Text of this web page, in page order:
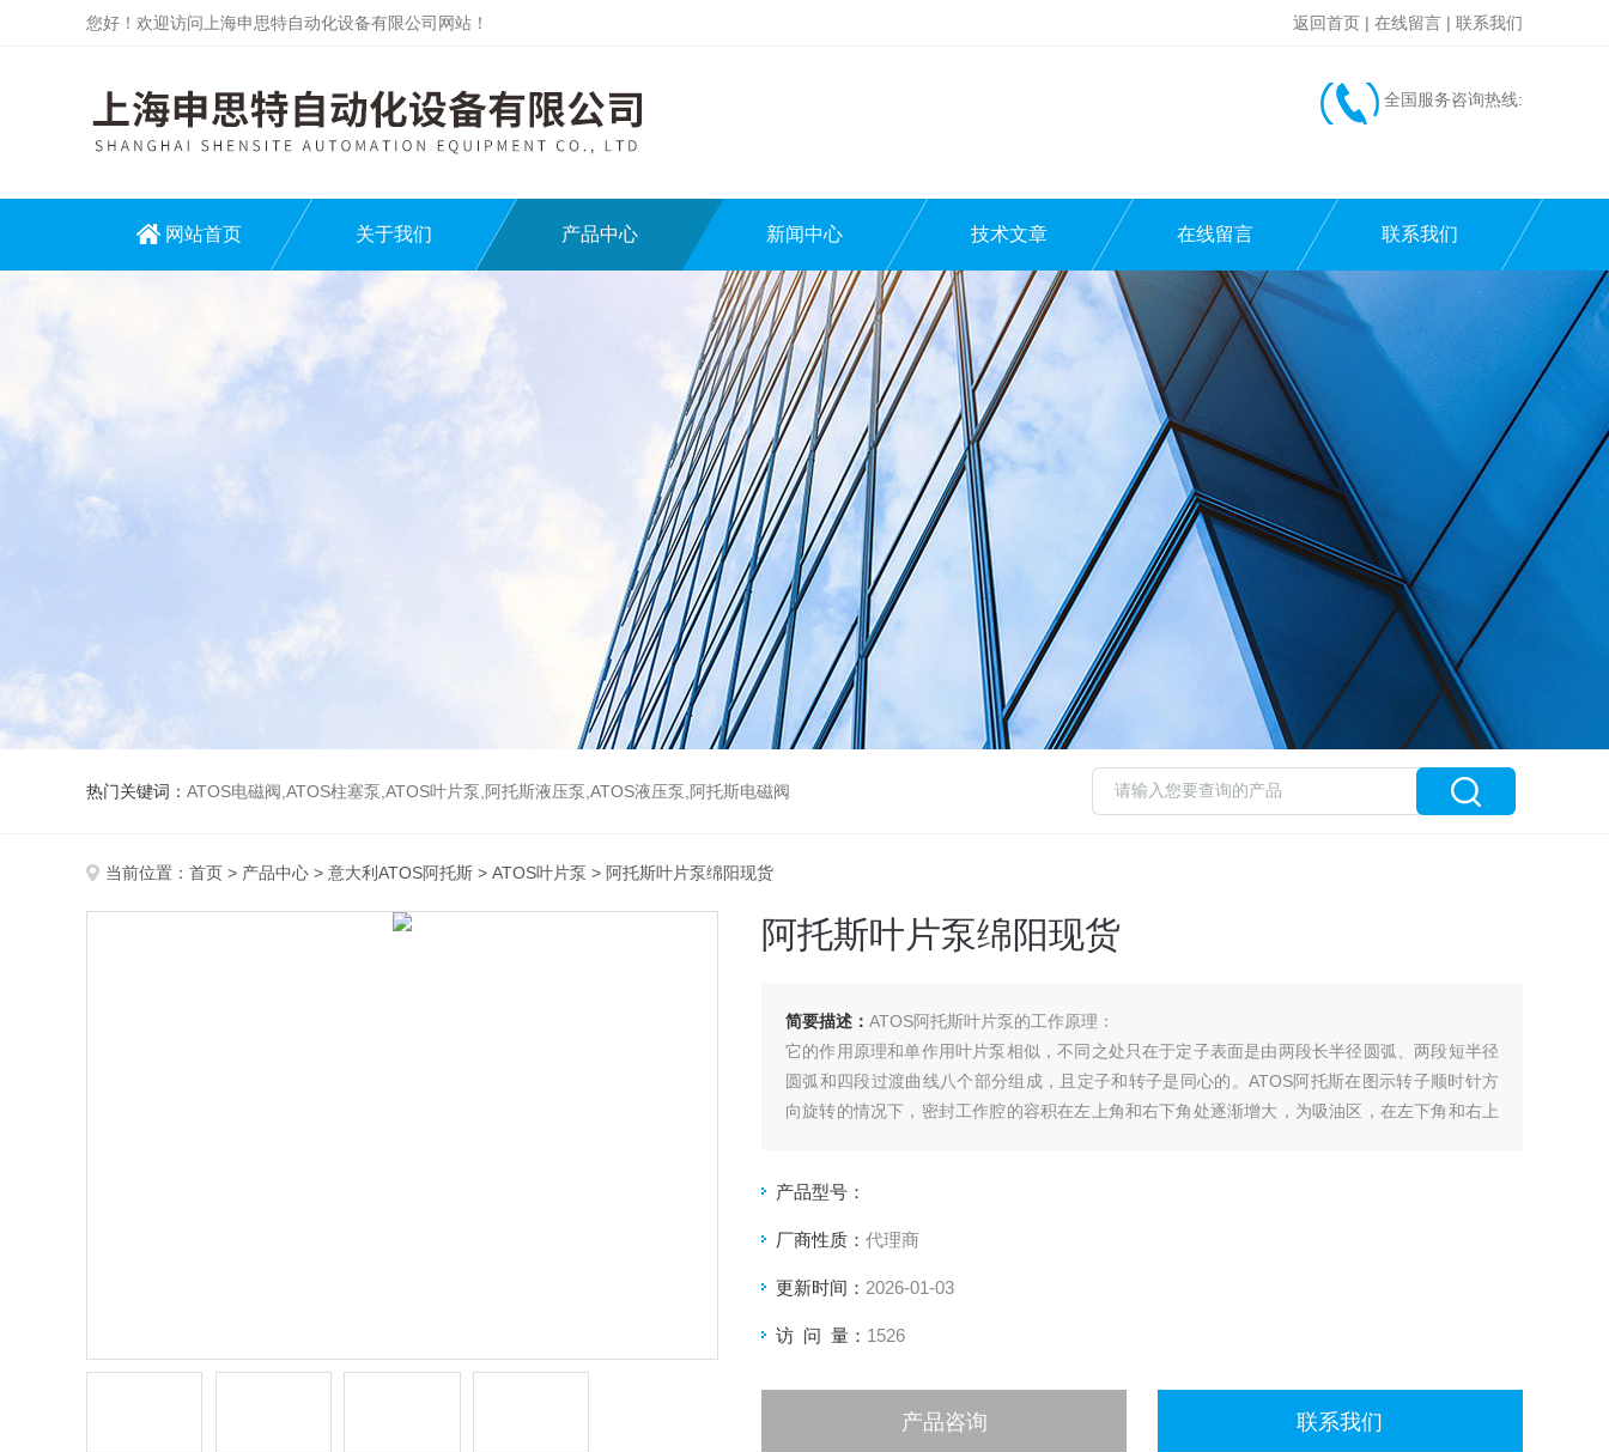
您好！欢迎访问上海申思特自动化设备有限公司网站！ 返回首页 | 在线留言 | 联系我们
全国服务咨询热线:
网站首页 关于我们 产品中心 新闻中心 技术文章 在线留言 联系我们
热门关键词： ATOS电磁阀,ATOS柱塞泵,ATOS叶片泵,阿托斯液压泵,ATOS液压泵,阿托斯电磁阀
当前位置： 首页 > 产品中心 > 意大利ATOS阿托斯 > ATOS叶片泵 > 阿托斯叶片泵绵阳现货
阿托斯叶片泵绵阳现货
简要描述： ATOS阿托斯叶片泵的工作原理：
它的作用原理和单作用叶片泵相似，不同之处只在于定子表面是由两段长半径圆弧、两段短半径
圆弧和四段过渡曲线八个部分组成，且定子和转子是同心的。ATOS阿托斯在图示转子顺时针方
向旋转的情况下，密封工作腔的容积在左上角和右下角处逐渐增大，为吸油区，在左下角和右上
产品型号：
厂商性质： 代理商
更新时间： 2026-01-03
访 问 量： 1526
产品咨询 联系我们